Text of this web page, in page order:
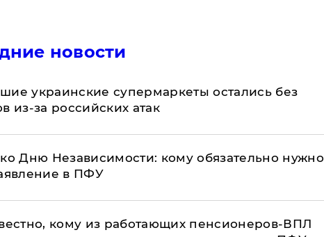
новости
украинские супермаркеты остались без
из-за российских атак
Дню Независимости: кому обязательно нужно
в ПФУ
кому из работающих пенсионеров-ВПЛ